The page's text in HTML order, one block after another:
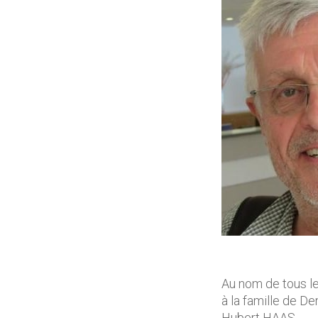
Au nom de tous
à la famille de